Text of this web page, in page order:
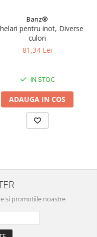
Banz®
pentru inot, Diverse
culori
81,34 Lei
IN STOC
ADAUGA IN COS
si promotiile noastre